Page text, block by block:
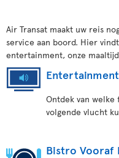
Air Transat maakt uw reis
service aan boord. Hier
entertainment, onze
Entertainment
Ontdek van
volgende vlucht
Bistro Vooraf